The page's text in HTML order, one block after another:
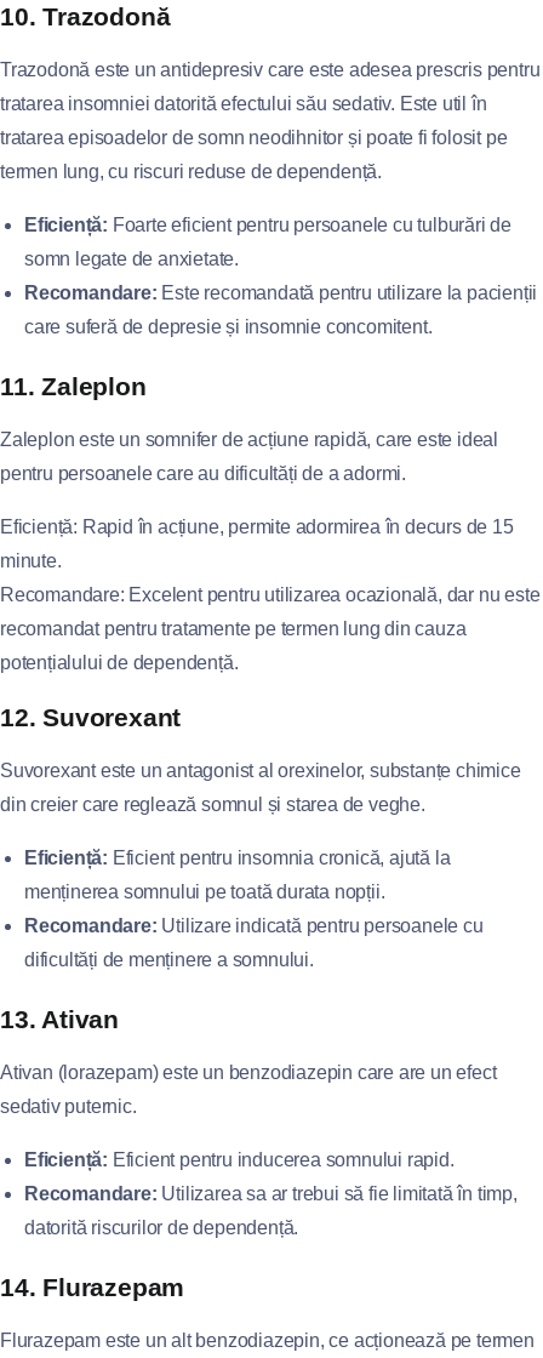
10. Trazodonă
Trazodonă este un antidepresiv care este adesea prescris pentru
tratarea insomniei datorită efectului său sedativ. Este util în
tratarea episoadelor de somn neodihnitor și poate fi folosit pe
termen lung, cu riscuri reduse de dependență.
Eficiență: Foarte eficient pentru persoanele cu tulburări de
somn legate de anxietate.
Recomandare: Este recomandată pentru utilizare la pacienții
care suferă de depresie și insomnie concomitent.
11. Zaleplon
Zaleplon este un somnifer de acțiune rapidă, care este ideal
pentru persoanele care au dificultăți de a adormi.
Eficiență: Rapid în acțiune, permite adormirea în decurs de 15
minute.
Recomandare: Excelent pentru utilizarea ocazională, dar nu este
recomandat pentru tratamente pe termen lung din cauza
potențialului de dependență.
12. Suvorexant
Suvorexant este un antagonist al orexinelor, substanțe chimice
din creier care reglează somnul și starea de veghe.
Eficiență: Eficient pentru insomnia cronică, ajută la
menținerea somnului pe toată durata nopții.
Recomandare: Utilizare indicată pentru persoanele cu
dificultăți de menținere a somnului.
13. Ativan
Ativan (lorazepam) este un benzodiazepin care are un efect
sedativ puternic.
Eficiență: Eficient pentru inducerea somnului rapid.
Recomandare: Utilizarea sa ar trebui să fie limitată în timp,
datorită riscurilor de dependență.
14. Flurazepam
Flurazepam este un alt benzodiazepin, ce acționează pe termen